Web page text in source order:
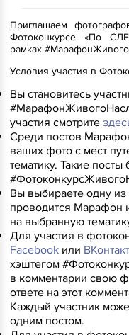
Приглашаем
Фотоконкурсе «По
рамках
Условия участия в
Вы становитесь
участия смотрите
Среди постов
ваших фото с мест
тематику. Такие
Вы выбираете одну из
проводится Марафон
на выбранную
Для участия в
Facebook или
хэштегом
в комментарии свою
ответе на этот
Каждый участник
одним постом.